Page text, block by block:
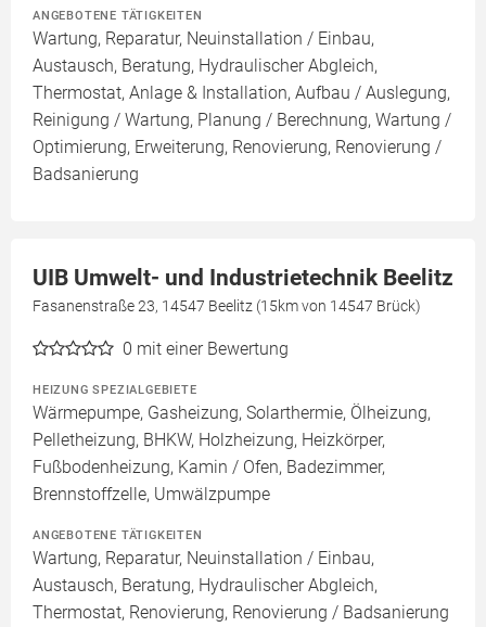
ANGEBOTENE TÄTIGKEITEN
Wartung, Reparatur, Neuinstallation / Einbau,
Austausch, Beratung, Hydraulischer Abgleich,
Thermostat, Anlage & Installation, Aufbau / Auslegung,
Reinigung / Wartung, Planung / Berechnung, Wartung /
Optimierung, Erweiterung, Renovierung, Renovierung /
Badsanierung
UIB Umwelt- und Industrietechnik Beelitz
Fasanenstraße 23, 14547 Beelitz (15km von 14547 Brück)
0 mit einer Bewertung
HEIZUNG SPEZIALGEBIETE
Wärmepumpe, Gasheizung, Solarthermie, Ölheizung,
Pelletheizung, BHKW, Holzheizung, Heizkörper,
Fußbodenheizung, Kamin / Ofen, Badezimmer,
Brennstoffzelle, Umwälzpumpe
ANGEBOTENE TÄTIGKEITEN
Wartung, Reparatur, Neuinstallation / Einbau,
Austausch, Beratung, Hydraulischer Abgleich,
Thermostat, Renovierung, Renovierung / Badsanierung